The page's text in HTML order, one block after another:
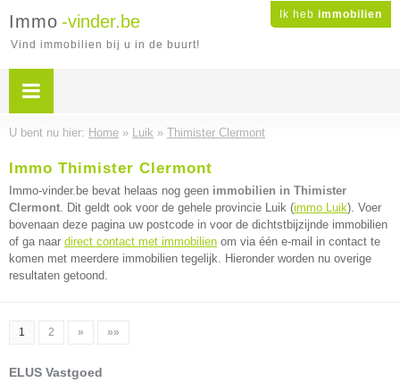
Ik heb immobilien
Immo -vinder.be
Vind immobilien bij u in de buurt!
U bent nu hier: Home » Luik » Thimister Clermont
Immo Thimister Clermont
Immo-vinder.be bevat helaas nog geen immobilien in Thimister
Clermont. Dit geldt ook voor de gehele provincie Luik (immo Luik). Voer
bovenaan deze pagina uw postcode in voor de dichtstbijzijnde immobilien
of ga naar direct contact met immobilien om via één e-mail in contact te
komen met meerdere immobilien tegelijk. Hieronder worden nu overige
resultaten getoond.
1 2 » »»
ELUS Vastgoed